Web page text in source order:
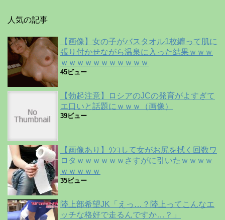
人気の記事
【画像】女の子がバスタオル1枚纏って肌に
張り付かせながら温泉に入った結果ｗｗｗ
ｗｗｗｗｗｗｗｗｗｗｗ
45ビュー
【勃起注意】ロシアのJCの発育がよすぎて
エ口いと話題にｗｗｗ（画像）
39ビュー
【画像あり】ｳﾝｺして女がお尻を拭く回数ワ
ロタｗｗｗｗｗｗさすがに引いたｗｗｗｗ
ｗｗｗｗｗ
35ビュー
陸上部希望JK「えっ…？陸上ってこんなエ
ッチな格好で走るんですか…？」